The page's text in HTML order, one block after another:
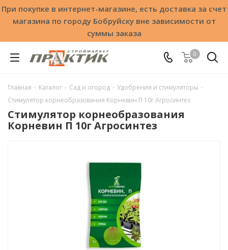
При покупке в интернет-магазине, есть доставка за счет
магазина по городу Бобруйску вне зависимости от
суммы заказа
0
Главная - Каталог - Сад и огород - Удобрения и стимуляторы -
Стимулятор корнеобразования Корневин П 10г Агросинтез
Стимулятор корнеобразования
Корневин П 10г Агросинтез